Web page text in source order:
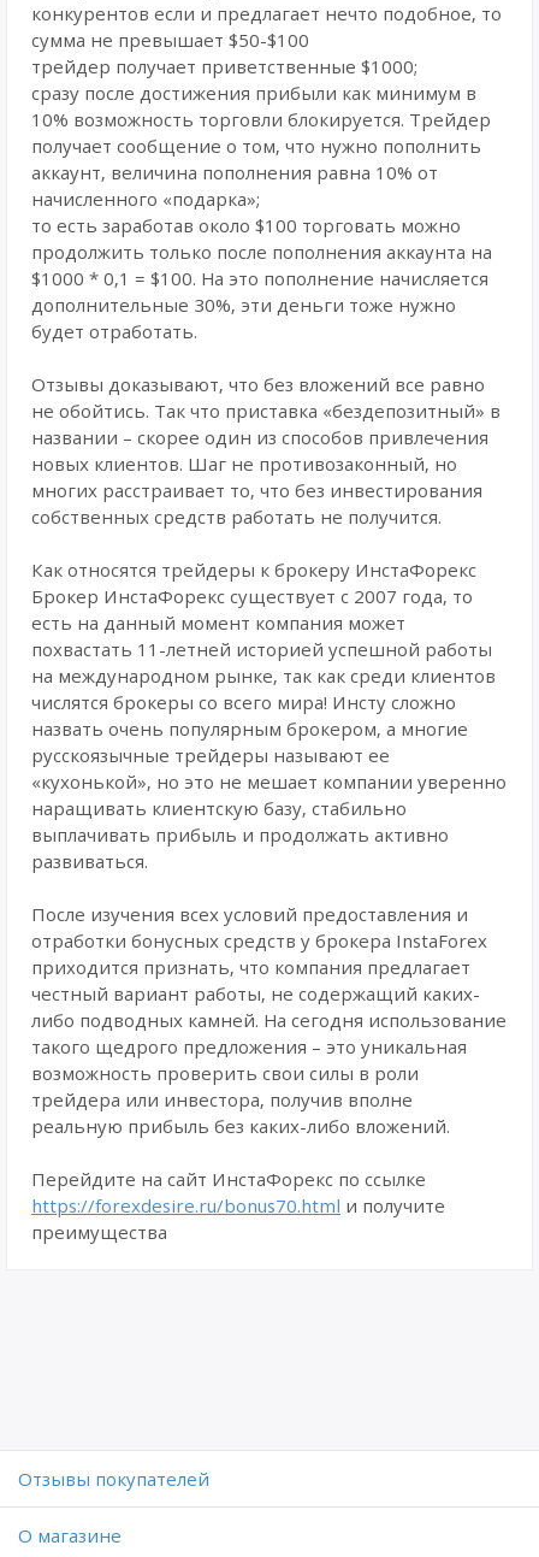
конкурентов если и предлагает нечто подобное, то
сумма не превышает $50-$100
трейдер получает приветственные $1000;
сразу после достижения прибыли как минимум в
10% возможность торговли блокируется. Трейдер
получает сообщение о том, что нужно пополнить
аккаунт, величина пополнения равна 10% от
начисленного «подарка»;
то есть заработав около $100 торговать можно
продолжить только после пополнения аккаунта на
$1000 * 0,1 = $100. На это пополнение начисляется
дополнительные 30%, эти деньги тоже нужно
будет отработать.
Отзывы доказывают, что без вложений все равно
не обойтись. Так что приставка «бездепозитный» в
названии – скорее один из способов привлечения
новых клиентов. Шаг не противозаконный, но
многих расстраивает то, что без инвестирования
собственных средств работать не получится.
Как относятся трейдеры к брокеру ИнстаФорекс
Брокер ИнстаФорекс существует с 2007 года, то
есть на данный момент компания может
похвастать 11-летней историей успешной работы
на международном рынке, так как среди клиентов
числятся брокеры со всего мира! Инсту сложно
назвать очень популярным брокером, а многие
русскоязычные трейдеры называют ее
«кухонькой», но это не мешает компании уверенно
наращивать клиентскую базу, стабильно
выплачивать прибыль и продолжать активно
развиваться.
После изучения всех условий предоставления и
отработки бонусных средств у брокера InstaForex
приходится признать, что компания предлагает
честный вариант работы, не содержащий каких-
либо подводных камней. На сегодня использование
такого щедрого предложения – это уникальная
возможность проверить свои силы в роли
трейдера или инвестора, получив вполне
реальную прибыль без каких-либо вложений.
Перейдите на сайт ИнстаФорекс по ссылке
https://forexdesire.ru/bonus70.html и получите
преимущества
Отзывы покупателей
O магазине